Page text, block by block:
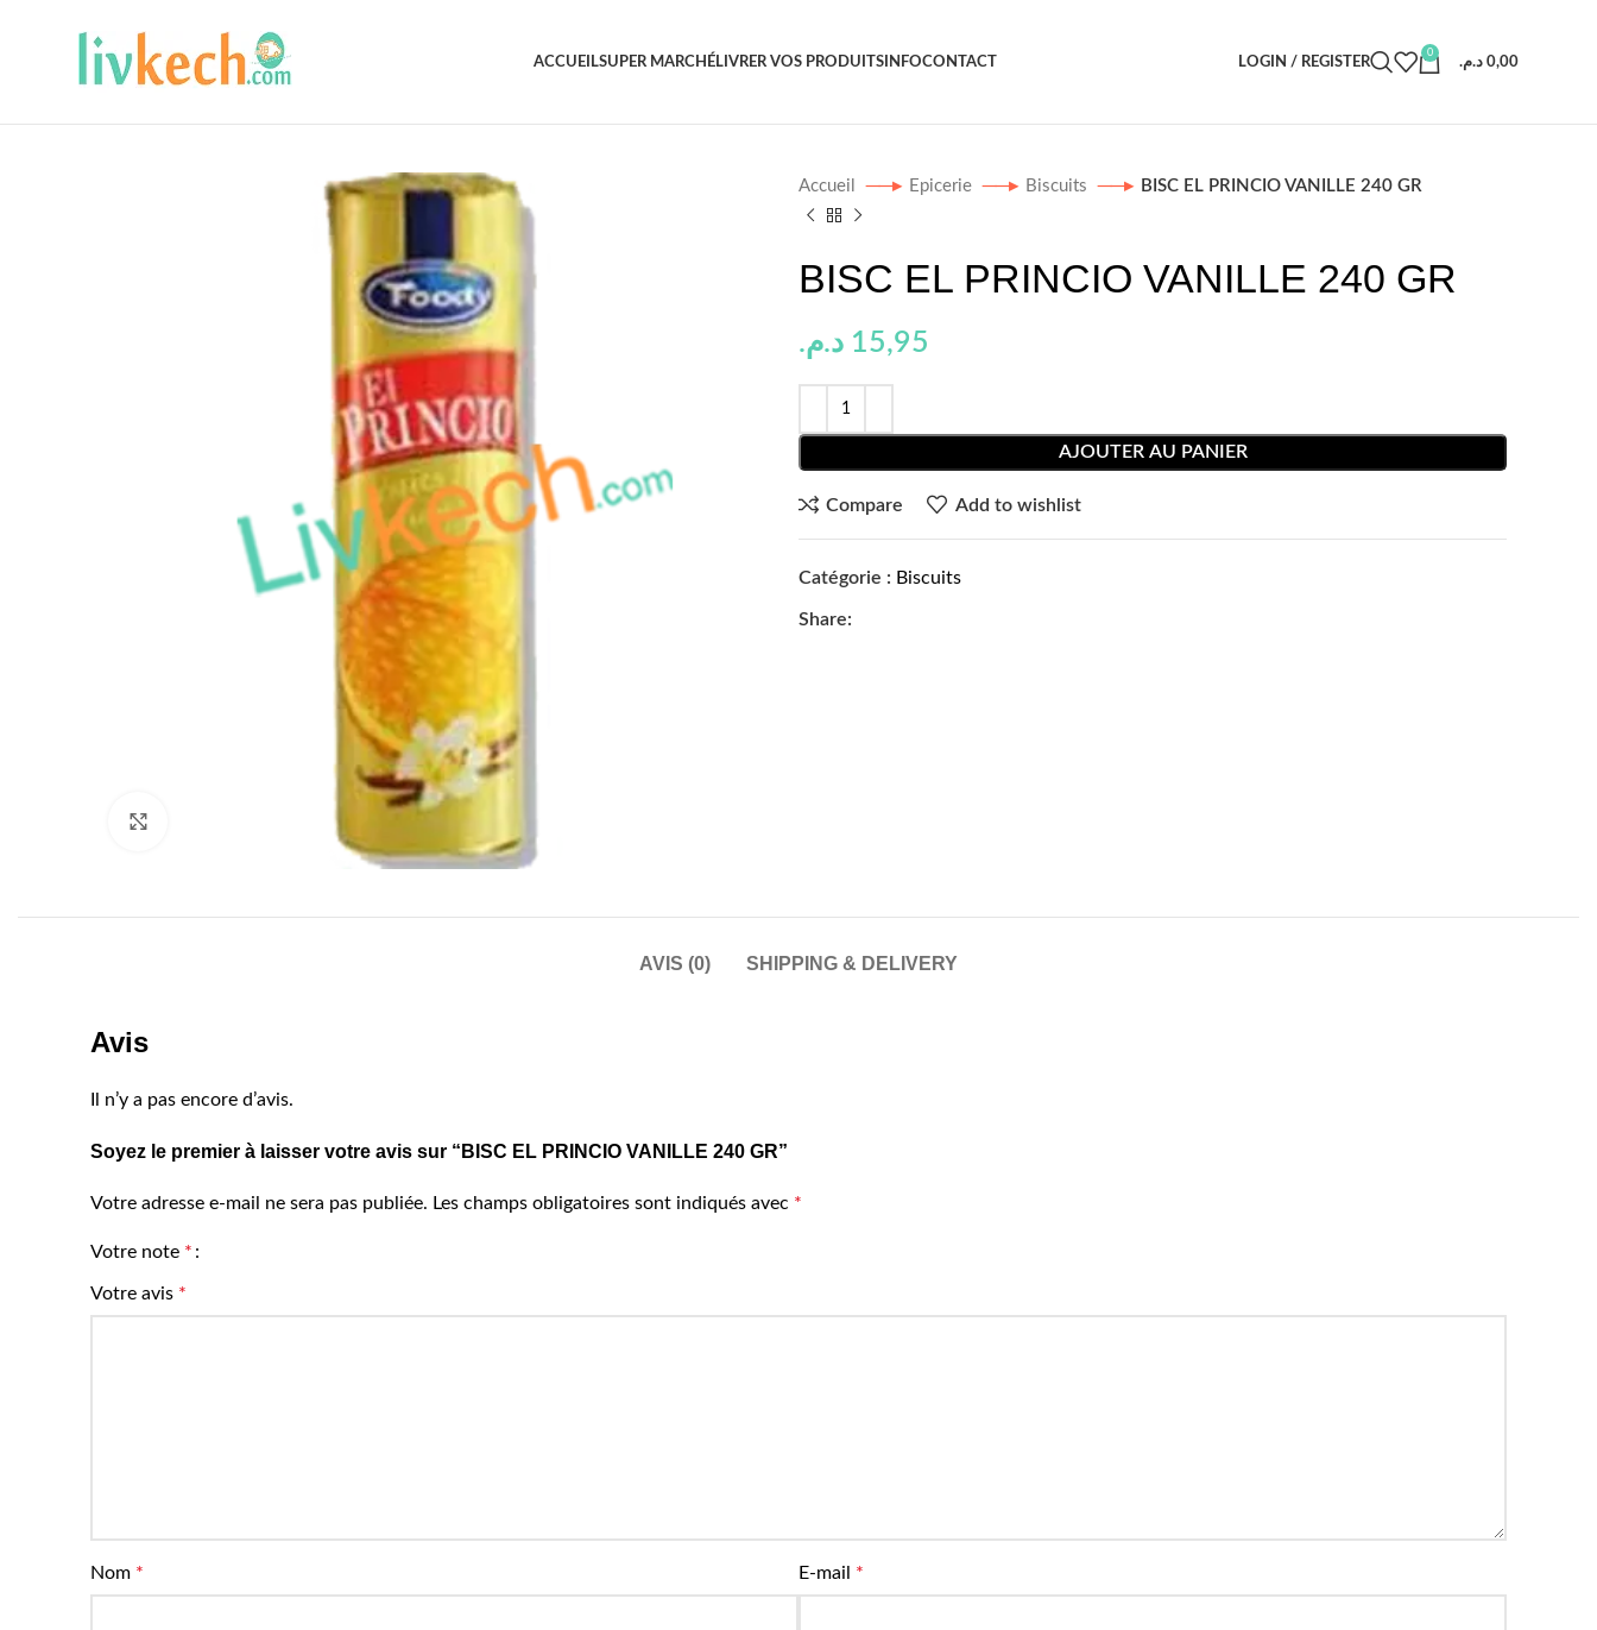
ACCUEILSUPER MARCHÉ LIVRER VOS PRODUITS INFOCONTACT LOGIN / REGISTER
0
0,00 د.م.
Accueil Epicerie Biscuits BISC EL PRINCIO VANILLE 240 GR
BISC EL PRINCIO VANILLE 240 GR
15,95 د.م.
AJOUTER AU PANIER
Compare Add to wishlist
Catégorie : Biscuits
Share:
AVIS (0) SHIPPING & DELIVERY
Avis
Il n’y a pas encore d’avis.
Soyez le premier à laisser votre avis sur “BISC EL PRINCIO VANILLE 240 GR”
Votre adresse e-mail ne sera pas publiée. Les champs obligatoires sont indiqués avec *
Votre note *
Votre avis *
Nom * E-mail *